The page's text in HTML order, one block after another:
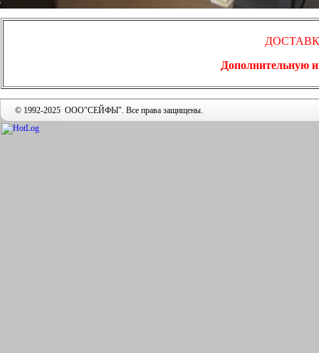
Дополнительную
© 1992-2025 ООО"СЕЙФЫ". Все права защищены.